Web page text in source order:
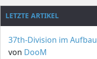
LETZTE ARTIKEL
37th-Division im Aufbau
von DooM